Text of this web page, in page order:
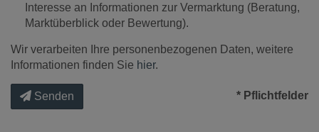
Interesse an Informationen zur Vermarktung (Beratung,
Marktüberblick oder Bewertung).
Wir verarbeiten Ihre personenbezogenen Daten, weitere
Informationen finden Sie hier.
Senden * Pflichtfelder